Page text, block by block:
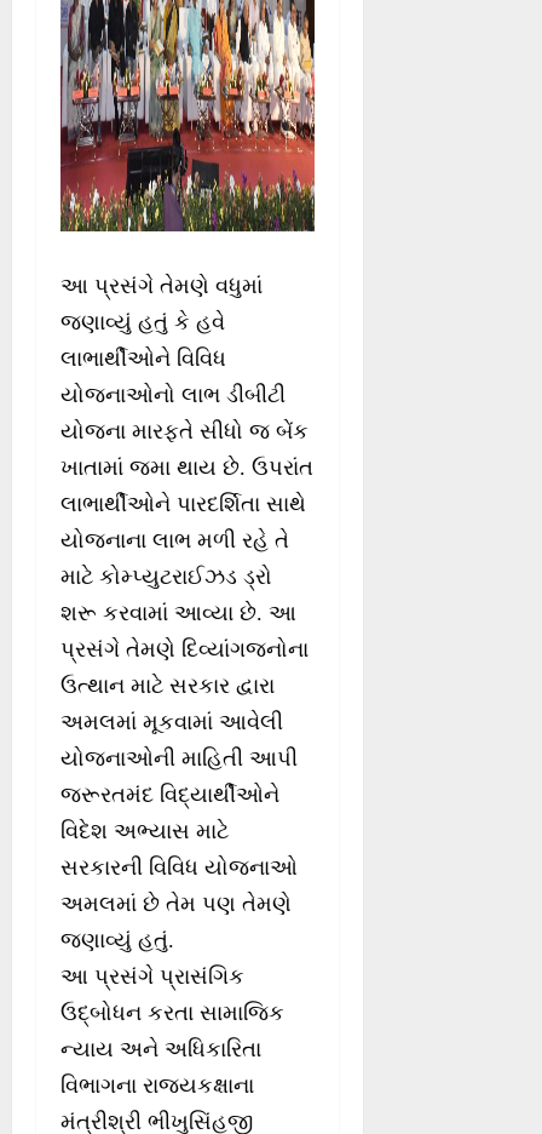
આ પ્રસંગે તેમણે વધુમાં
જણાવ્યું હતું કે હવે
લાભાર્થીઓને વિવિધ
યોજનાઓનો લાભ ડીબીટી
યોજના મારફતે સીધો જ બેંક
ખાતામાં જમા થાય છે. ઉપરાંત
લાભાર્થીઓને પારદર્શિતા સાથે
યોજનાના લાભ મળી રહે તે
માટે કોમ્પ્યુટરાઈઝડ ડ્રો
શરૂ કરવામાં આવ્યા છે. આ
પ્રસંગે તેમણે દિવ્યાંગજનોના
ઉત્થાન માટે સરકાર દ્વારા
અમલમાં મૂકવામાં આવેલી
યોજનાઓની માહિતી આપી
જરૂરતમંદ વિદ્યાર્થીઓને
વિદેશ અભ્યાસ માટે
સરકારની વિવિધ યોજનાઓ
અમલમાં છે તેમ પણ તેમણે
જણાવ્યું હતું.
આ પ્રસંગે પ્રાસંગિક
ઉદ્બોધન કરતા સામાજિક
ન્યાય અને અધિકારિતા
વિભાગના રાજ્યકક્ષાના
મંત્રીશ્રી ભીખુસિંહજી